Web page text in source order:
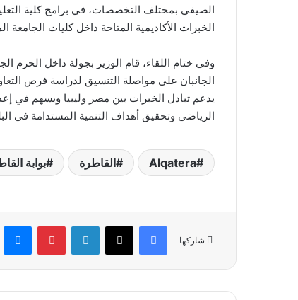
الصيفي بمختلف التخصصات، في برامج كلية
الخبرات الأكاديمية المتاحة داخل كليات الجامعة
وفي ختام اللقاء، قام الوزير بجولة داخل الحرم
الجانبان على مواصلة التنسيق لدراسة فرص
يدعم تبادل الخبرات بين مصر وليبيا ويسهم في
الرياضي وتحقيق أهداف التنمية المستدامة في
Alqatera القاطرة بوابة
شاركها
فيسبوك ‫X لينكدإن بينتيريست